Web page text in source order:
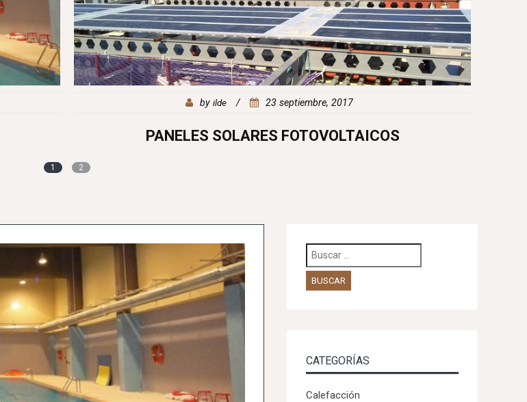
byilde / 23 septiembre, 2017
CANALIZACIONES EN ESTRUCTURA
1 2
Buscar:
CATEGORÍAS
Calefacción